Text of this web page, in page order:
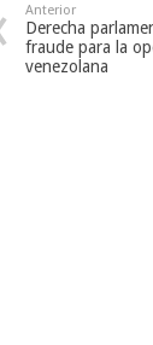
Anterior
Derecha
fraude para la
venezolana